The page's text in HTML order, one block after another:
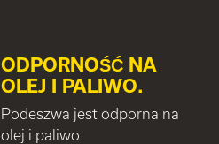
ODPORNOŚĆ NA
OLEJ I PALIWO.
Podeszwa jest odporna na
olej i paliwo.